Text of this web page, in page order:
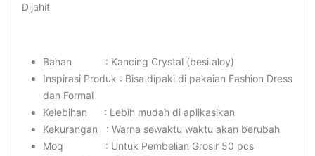
Dijahit
Bahan : Kancing Crystal (besi aloy)
Inspirasi Produk : Bisa dipaki di pakaian Fashion Dress
dan Formal
Kelebihan : Lebih mudah di aplikasikan
Kekurangan : Warna sewaktu waktu akan berubah
Moq : Untuk Pembelian Grosir 50 pcs